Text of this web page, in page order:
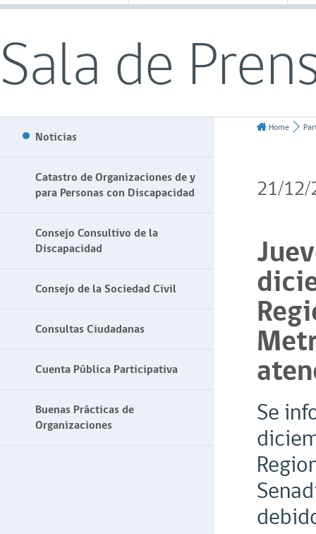
Sala de
Noticias
Catastro de Organizaciones de y
para Personas con Discapacidad
Consejo Consultivo de la
Discapacidad
Consejo de la Sociedad Civil
Consultas Ciudadanas
Cuenta Pública Participativa
Buenas Prácticas de
Organizaciones
Home
21/
Se